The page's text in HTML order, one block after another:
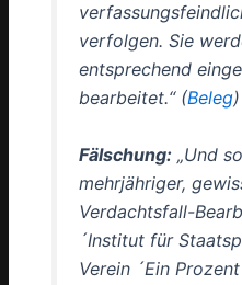
verfolgen. Sie
entsprechend
bearbeitet.“ (Beleg)
Fälschung:„Und
mehrjähriger,
Verdachtsfall-
´Institut für
Verein ´Ein